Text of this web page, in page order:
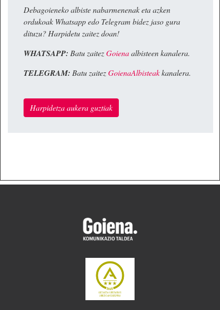
Debagoieneko albiste nabarmenenak eta azken
ordukoak Whatsapp edo Telegram bidez jaso gura
dituzu? Harpidetu zaitez doan!
WHATSAPP: Batu zaitezGoienaalbisteen kanalera.
TELEGRAM: Batu zaitezGoienaAlbisteakkanalera.
Harpidetza aukera guztiak